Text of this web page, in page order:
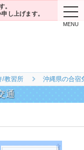
。
し上げます。
/教習所 沖縄県の合宿
通